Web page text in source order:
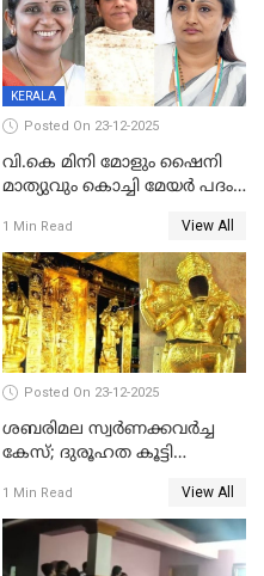
KERALA
Posted On 23-12-2025
വി.കെ മിനി മോളും ഷൈനി
മാത്യുവും കൊച്ചി മേയർ പദം
മേയറാകില്ല
1 Min Read View All
Posted On 23-12-2025
ശബരിമല സ്വര്‍ണക്കവര്‍ച്ച
കേസ്; ദുരൂഹത കൂട്ടി
1 Min Read View All